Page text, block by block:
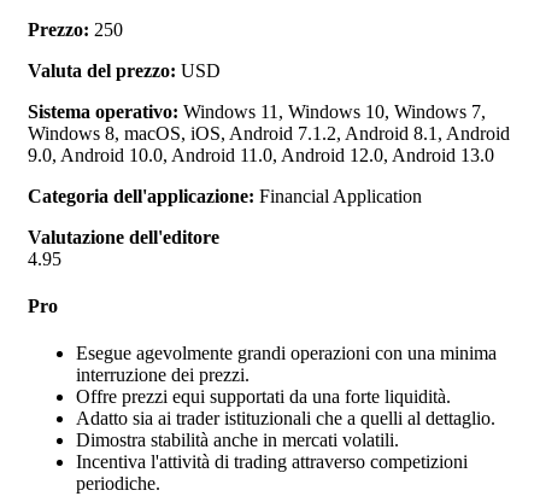
Prezzo: 250
Valuta del prezzo: USD
Sistema operativo: Windows 11, Windows 10, Windows 7,
Windows 8, macOS, iOS, Android 7.1.2, Android 8.1, Android
9.0, Android 10.0, Android 11.0, Android 12.0, Android 13.0
Categoria dell'applicazione: Financial Application
Valutazione dell'editore
4.95
Pro
Esegue agevolmente grandi operazioni con una minima
interruzione dei prezzi.
Offre prezzi equi supportati da una forte liquidità.
Adatto sia ai trader istituzionali che a quelli al dettaglio.
Dimostra stabilità anche in mercati volatili.
Incentiva l'attività di trading attraverso competizioni
periodiche.